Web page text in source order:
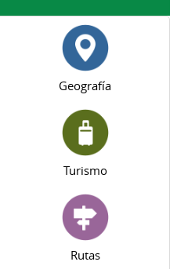
Geografía
Turismo
Rutas